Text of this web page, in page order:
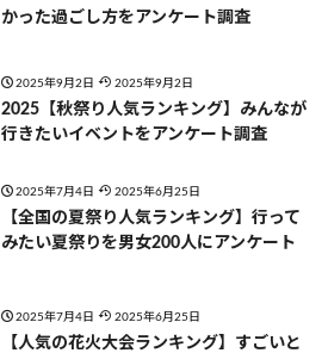
かった過ごし方をアンケート調査
2025年9月2日 2025年9月2日
2025【秋祭り人気ランキング】みんなが
行きたいイベントをアンケート調査
2025年7月4日 2025年6月25日
【全国の夏祭り人気ランキング】行って
みたい夏祭りを男女200人にアンケート
2025年7月4日 2025年6月25日
【人気の花火大会ランキング】すごいと